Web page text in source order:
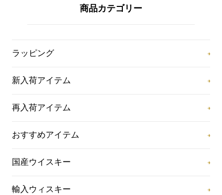
商品カテゴリー
ラッピング
新入荷アイテム
再入荷アイテム
おすすめアイテム
国産ウイスキー
輸入ウィスキー